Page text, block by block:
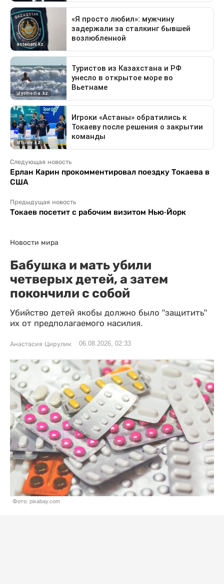
Следующая новость
Ерлан Карин прокомментировал поездку Токаева в
США
Предыдущая новость
Токаев посетит с рабочим визитом Нью-Йорк
Новости мира
Бабушка и мать убили
четверых детей, а затем
покончили с собой
Убийство детей якобы должно было "защитить"
их от предполагаемого насилия.
Анастасия Цирулик 06.08.2026, 02:33
Фото: pixabay.com